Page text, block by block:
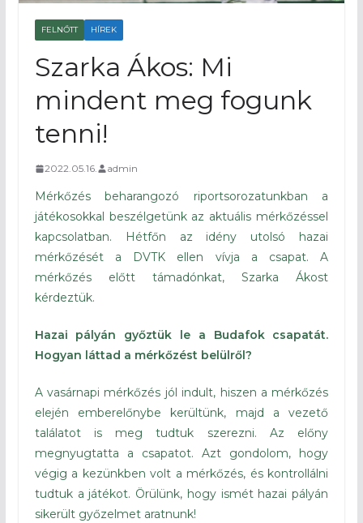
FELNŐTT HÍREK
Szarka Ákos: Mi
mindent meg fogunk
tenni!
2022.05.16. admin
Mérkőzés beharangozó riportsorozatunkban a
játékosokkal beszélgetünk az aktuális mérkőzéssel
kapcsolatban. Hétfőn az idény utolsó hazai
mérkőzését a DVTK ellen vívja a csapat. A
mérkőzés előtt támadónkat, Szarka Ákost
kérdeztük.
Hazai pályán győztük le a Budafok csapatát.
Hogyan láttad a mérkőzést belülről?
A vasárnapi mérkőzés jól indult, hiszen a mérkőzés
elején emberelőnybe kerültünk, majd a vezető
találatot is meg tudtuk szerezni. Az előny
megnyugtatta a csapatot. Azt gondolom, hogy
végig a kezünkben volt a mérkőzés, és kontrollálni
tudtuk a játékot. Örülünk, hogy ismét hazai pályán
sikerült győzelmet aratnunk!